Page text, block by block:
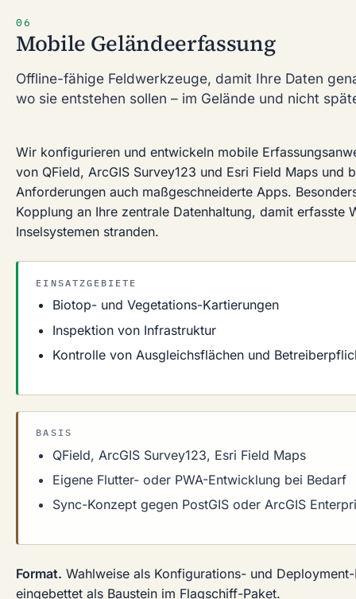
06
Mobile Geländeerfassung
Offline-fähige Feldwerkzeuge, damit Ihre Daten
wo sie entstehen sollen – im Gelände und nicht
Wir konfigurieren und entwickeln mobile
von QField, ArcGIS Survey123 und Esri Field Maps und
Anforderungen auch maßgeschneiderte Apps.
Kopplung an Ihre zentrale Datenhaltung, damit erfasste
Inselsystemen stranden.
EINSATZGEBIETE
Biotop- und Vegetations-Kartierungen
Inspektion von Infrastruktur
Kontrolle von Ausgleichsflächen und
BASIS
QField, ArcGIS Survey123, Esri Field Maps
Eigene Flutter- oder PWA-Entwicklung bei Bedarf
Sync-Konzept gegen PostGIS oder ArcGIS
Format. Wahlweise als Konfigurations- und
eingebettet als Baustein im Flagschiff-Paket.